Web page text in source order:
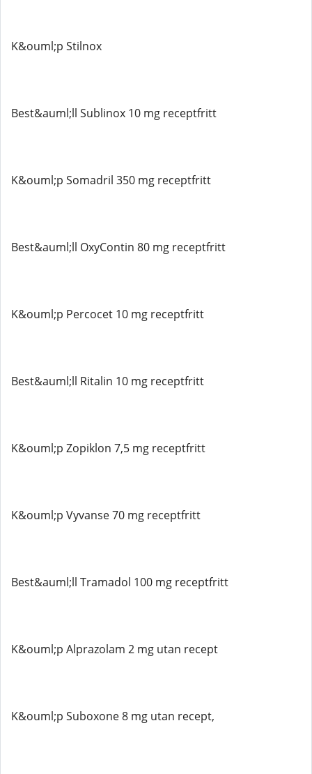
K&ouml;p Stilnox
Best&auml;ll Sublinox 10 mg receptfritt
K&ouml;p Somadril 350 mg receptfritt
Best&auml;ll OxyContin 80 mg receptfritt
K&ouml;p Percocet 10 mg receptfritt
Best&auml;ll Ritalin 10 mg receptfritt
K&ouml;p Zopiklon 7,5 mg receptfritt
K&ouml;p Vyvanse 70 mg receptfritt
Best&auml;ll Tramadol 100 mg receptfritt
K&ouml;p Alprazolam 2 mg utan recept
K&ouml;p Suboxone 8 mg utan recept,